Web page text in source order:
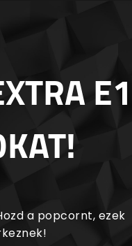
E1
a popcornt, ezek